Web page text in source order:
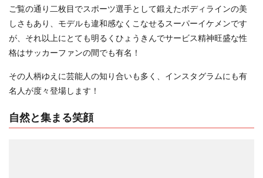
ご覧の通り二枚目でスポーツ選手として鍛えたボディラインの美
しさもあり、モデルも違和感なくこなせるスーパーイケメンです
が、それ以上にとても明るくひょうきんでサービス精神旺盛な性
格はサッカーファンの間でも有名！
その人柄ゆえに芸能人の知り合いも多く、インスタグラムにも有
名人が度々登場します！
自然と集まる笑顔